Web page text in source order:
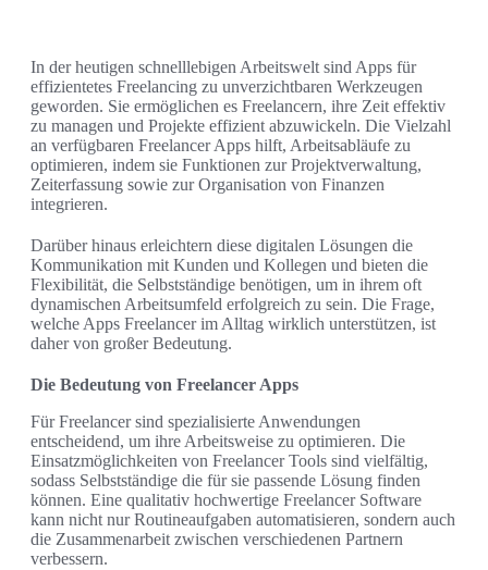
In der heutigen schnelllebigen Arbeitswelt sind Apps für
effizientetes Freelancing zu unverzichtbaren Werkzeugen
geworden. Sie ermöglichen es Freelancern, ihre Zeit effektiv
zu managen und Projekte effizient abzuwickeln. Die Vielzahl
an verfügbaren Freelancer Apps hilft, Arbeitsabläufe zu
optimieren, indem sie Funktionen zur Projektverwaltung,
Zeiterfassung sowie zur Organisation von Finanzen
integrieren.
Darüber hinaus erleichtern diese digitalen Lösungen die
Kommunikation mit Kunden und Kollegen und bieten die
Flexibilität, die Selbstständige benötigen, um in ihrem oft
dynamischen Arbeitsumfeld erfolgreich zu sein. Die Frage,
welche Apps Freelancer im Alltag wirklich unterstützen, ist
daher von großer Bedeutung.
Die Bedeutung von Freelancer Apps
Für Freelancer sind spezialisierte Anwendungen
entscheidend, um ihre Arbeitsweise zu optimieren. Die
Einsatzmöglichkeiten von Freelancer Tools sind vielfältig,
sodass Selbstständige die für sie passende Lösung finden
können. Eine qualitativ hochwertige Freelancer Software
kann nicht nur Routineaufgaben automatisieren, sondern auch
die Zusammenarbeit zwischen verschiedenen Partnern
verbessern.